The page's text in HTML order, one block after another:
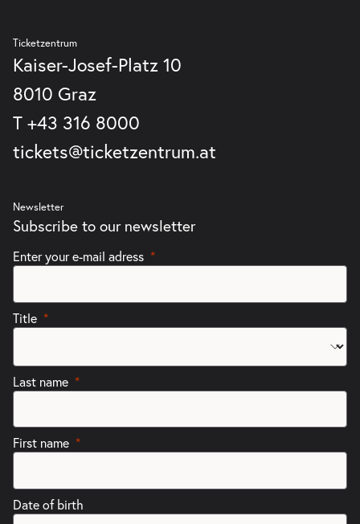
Ticketzentrum
Kaiser-Josef-Platz 10
8010 Graz
T +43 316 8000
tickets@ticketzentrum.at
Newsletter
Subscribe to our newsletter
Enter your e-mail adress
Title
Last name
First name
Date of birth